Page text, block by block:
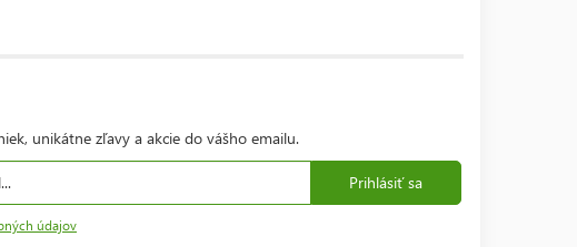
unikátne zľavy a akcie do vášho emailu.
Prihlásiť sa
údajov